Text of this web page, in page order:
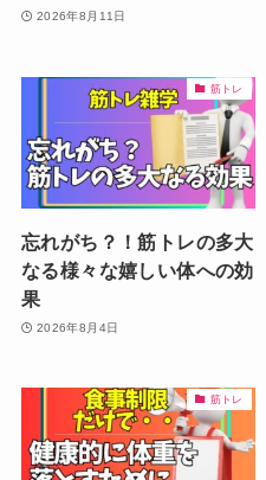
2026年8月11日
筋トレ
忘れがち？！筋トレの多大
なる様々な嬉しい体への効
果
2026年8月4日
筋トレ